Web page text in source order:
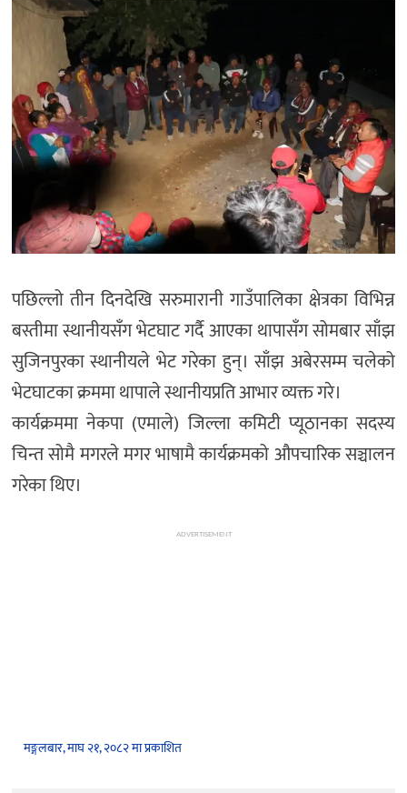
पछिल्लो तीन दिनदेखि सरुमारानी गाउँपालिका क्षेत्रका विभिन्न
बस्तीमा स्थानीयसँग भेटघाट गर्दै आएका थापासँग सोमबार साँझ
सुजिनपुरका स्थानीयले भेट गरेका हुन्। साँझ अबेरसम्म चलेको
भेटघाटका क्रममा थापाले स्थानीयप्रति आभार व्यक्त गरे।
कार्यक्रममा नेकपा (एमाले) जिल्ला कमिटी प्यूठानका सदस्य
चिन्त सोमै मगरले मगर भाषामै कार्यक्रमको औपचारिक सञ्चालन
गरेका थिए।
ADVERTISEMENT
मङ्गलबार, माघ २१, २०८२ मा प्रकाशित